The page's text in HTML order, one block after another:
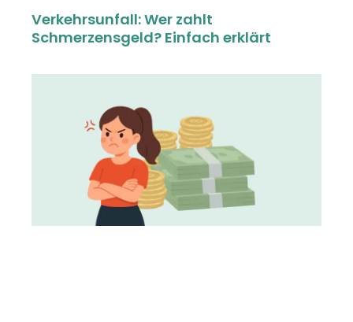
Verkehrsunfall: Wer zahlt
Schmerzensgeld? Einfach erklärt